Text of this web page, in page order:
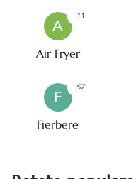
A
Air Fryer
11
F
Fierbere
57